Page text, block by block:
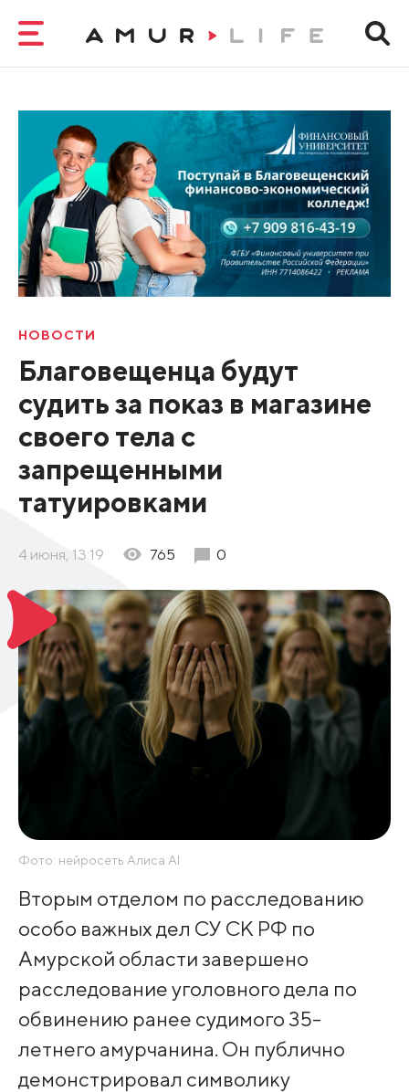
НОВОСТИ
Благовещенца будут
судить за показ в магазине
своего тела с
запрещенными
татуировками
4 июня, 13:19 765 0
Фото: нейросеть Алиса AI
Вторым отделом по расследованию
особо важных дел СУ СК РФ по
Амурской области завершено
расследование уголовного дела по
обвинению ранее судимого 35-
летнего амурчанина. Он публично
демонстрировал символику